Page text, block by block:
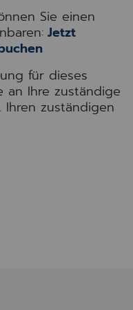
Sie einen
Jetzt
für dieses
an Ihre zuständige
Ihren zuständigen